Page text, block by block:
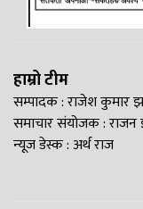
हाम्रो टीम
सम्पादक : राजेश कुमार
समाचार संयोजक : राजन
न्यूज डेस्क : अर्थ राज